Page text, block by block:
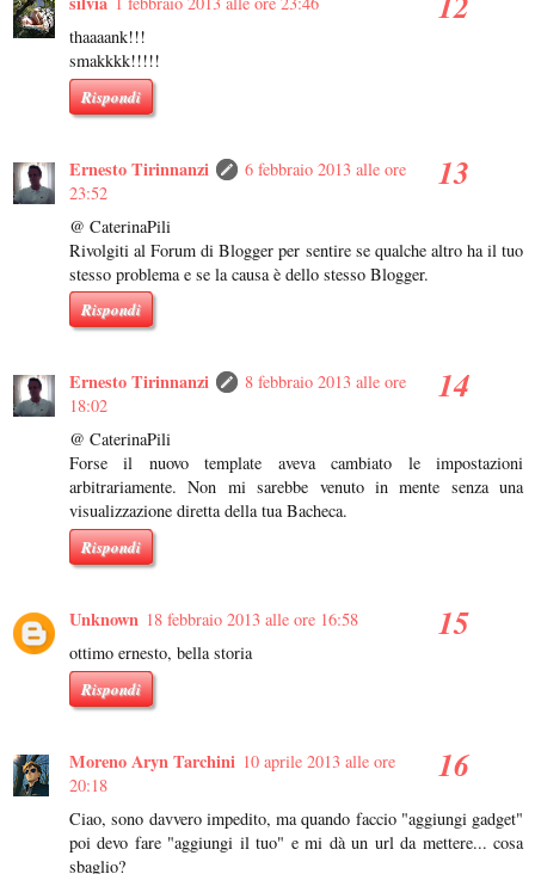
thaaaank!!!
smakkkk!!!!!
Rispondi
Ernesto Tirinnanzi
6 febbraio 2013 alle ore
23:52
@ CaterinaPili
Rivolgiti al Forum di Blogger per sentire se qualche altro ha il tuo
stesso problema e se la causa è dello stesso Blogger.
Rispondi
Ernesto Tirinnanzi
8 febbraio 2013 alle ore
18:02
@ CaterinaPili
Forse il nuovo template aveva cambiato le impostazioni
arbitrariamente. Non mi sarebbe venuto in mente senza una
visualizzazione diretta della tua Bacheca.
Rispondi
Unknown 18 febbraio 2013 alle ore 16:58
ottimo ernesto, bella storia
Rispondi
Moreno Aryn Tarchini 10 aprile 2013 alle ore
20:18
Ciao, sono davvero impedito, ma quando faccio "aggiungi gadget"
poi devo fare "aggiungi il tuo" e mi dà un url da mettere... cosa
sbaglio?